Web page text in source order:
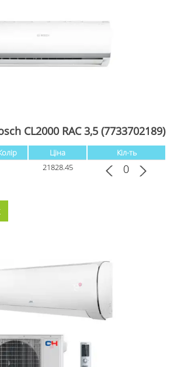
CL2000 RAC 3,5 (7733702189)
Ціна
Кіл-ть
21828.45